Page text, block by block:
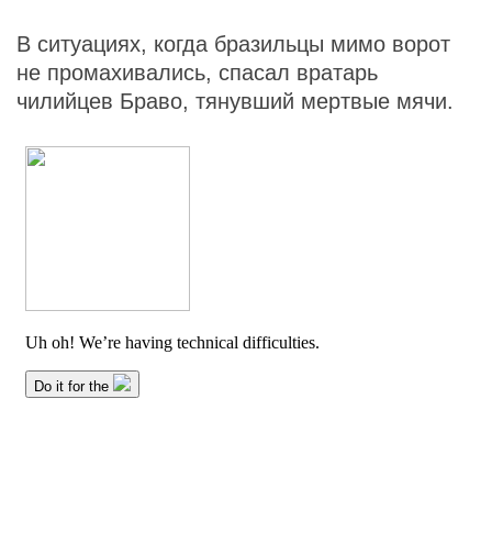
В ситуациях, когда бразильцы мимо ворот
не промахивались, спасал вратарь
чилийцев Браво, тянувший мертвые мячи.